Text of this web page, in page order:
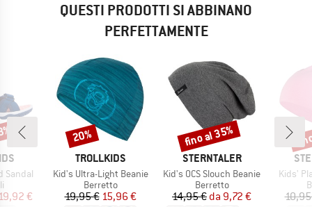
QUESTI PRODOTTI SI ABBINANO
PERFETTAMENTE
Sandal
di prodotti
ridotto
€
MARCHIO
TROLLKIDS
Articolo
Kid's Ultra-Light Beanie
Gruppo di prodotti
Berretto
Prezzo
19,95 €Prezzo ridotto
15,96 €
Sconto
20%
MARCHIO
STERNTALER
Articolo
Kid's OCS Slouch Beanie
Gruppo di prodotti
Berretto
Prezzo
14,95 € Prezzo ridotto
da 9,72 €
Sconto
fino al 35%
Articolo
Kids'